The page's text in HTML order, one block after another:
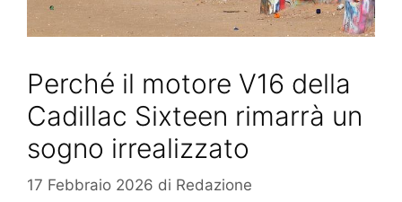
Perché il motore V16 della
Cadillac Sixteen rimarrà un
sogno irrealizzato
17 Febbraio 2026 di Redazione